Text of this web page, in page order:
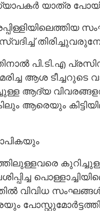
യാത്ര
പി.ടി.എ
ആശ ടീച്ചറുടെ
ആദ്യ
ആരെയും
വിവിധ സംഘങ്ങൾ